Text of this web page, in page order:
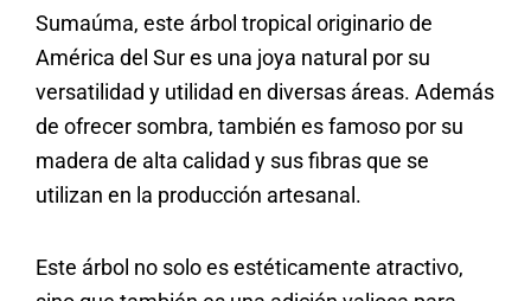
Sumaúma, este árbol tropical originario de
América del Sur es una joya natural por su
versatilidad y utilidad en diversas áreas. Además
de ofrecer sombra, también es famoso por su
madera de alta calidad y sus fibras que se
utilizan en la producción artesanal.
Este árbol no solo es estéticamente atractivo,